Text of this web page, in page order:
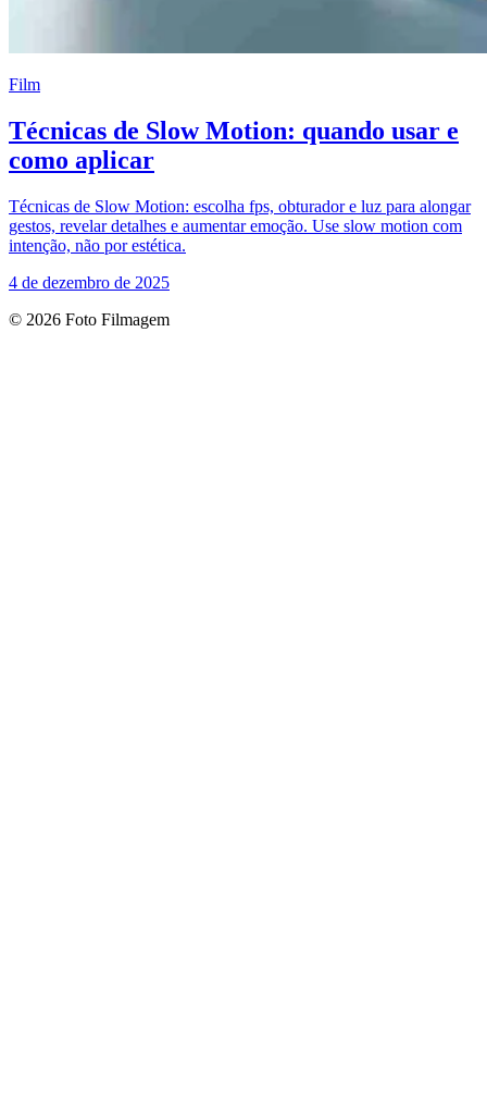
Film
Técnicas de Slow Motion: quando usar e
como aplicar
Técnicas de Slow Motion: escolha fps, obturador e luz para alongar
gestos, revelar detalhes e aumentar emoção. Use slow motion com
intenção, não por estética.
4 de dezembro de 2025
© 2026 Foto Filmagem